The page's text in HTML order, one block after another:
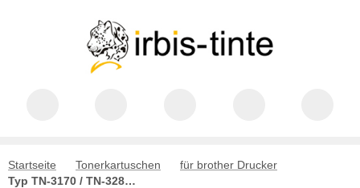
Startseite Tonerkartuschen
für brother Drucker
Typ TN-3170 / TN-3280 BK, black